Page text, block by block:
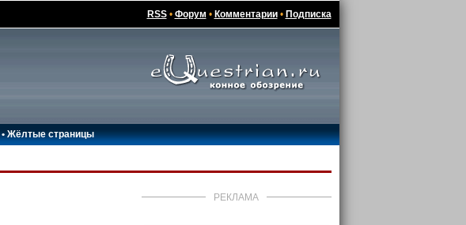
RSS• Форум • Комментарии• Подписка
•Жёлтые страницы
РЕКЛАМА